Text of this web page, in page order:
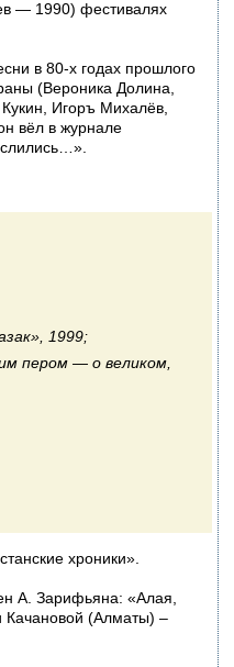
— 1990) фестивалях
в 80-х годах прошлого
(Вероника Долина,
Игоръ Михалёв,
вёл в журнале
слились…».
1999;
пером — о великом,
хроники».
А. Зарифьяна: «Алая,
Качановой (Алматы) –